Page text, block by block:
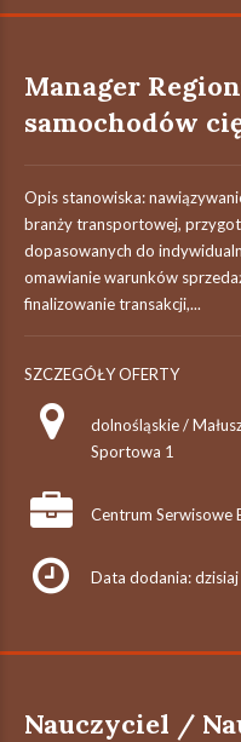
Manager
samochodów
Opis stanowiska:
branży transportowej,
dopasowanych do
omawianie warunków
finalizowanie transakcji,...
SZCZEGÓŁY OFERTY
dolnośląskie /
Sportowa 1
Centrum Serwisowe
Data dodania: dzisiaj
Nauczyciel /